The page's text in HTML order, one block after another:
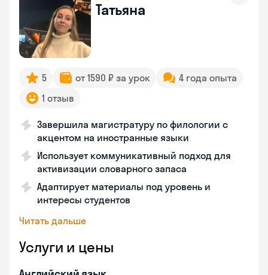
Татьяна
5 от 1590 ₽ за урок
4 года опыта
1 отзыв
Завершила магистратуру по филологии с
акцентом на иностранные языки
Использует коммуникативный подход для
активизации словарного запаса
Адаптирует материалы под уровень и
интересы студентов
Читать дальше
Услуги и цены